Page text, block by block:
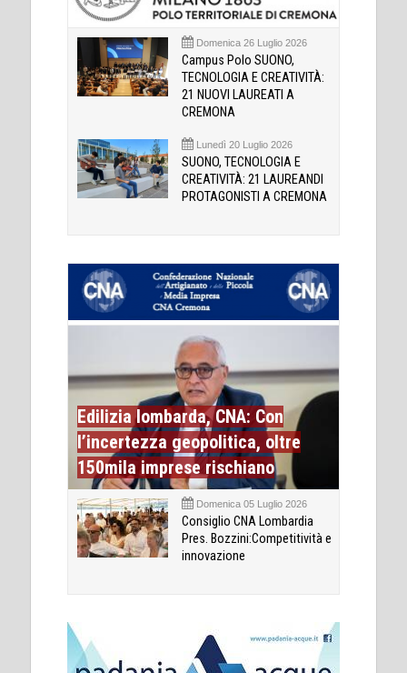
Domenica 26 Luglio 2026
Campus Polo SUONO,
TECNOLOGIA E CREATIVITÀ:
21 NUOVI LAUREATI A
CREMONA
Lunedì 20 Luglio 2026
SUONO, TECNOLOGIA E
CREATIVITÀ: 21 LAUREANDI
PROTAGONISTI A CREMONA
Edilizia lombarda, CNA: Con
l’incertezza geopolitica, oltre
150mila imprese rischiano
Domenica 05 Luglio 2026
Consiglio CNA Lombardia
Pres. Bozzini:Competitività e
innovazione